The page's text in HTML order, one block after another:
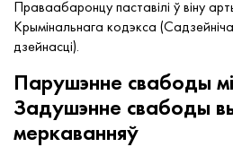
Праваабаронцу паставілі ў віну
Крымінальнага кодэкса
дзейнасці).
Парушэнне свабоды
Задушэнне свабоды
меркаванняў